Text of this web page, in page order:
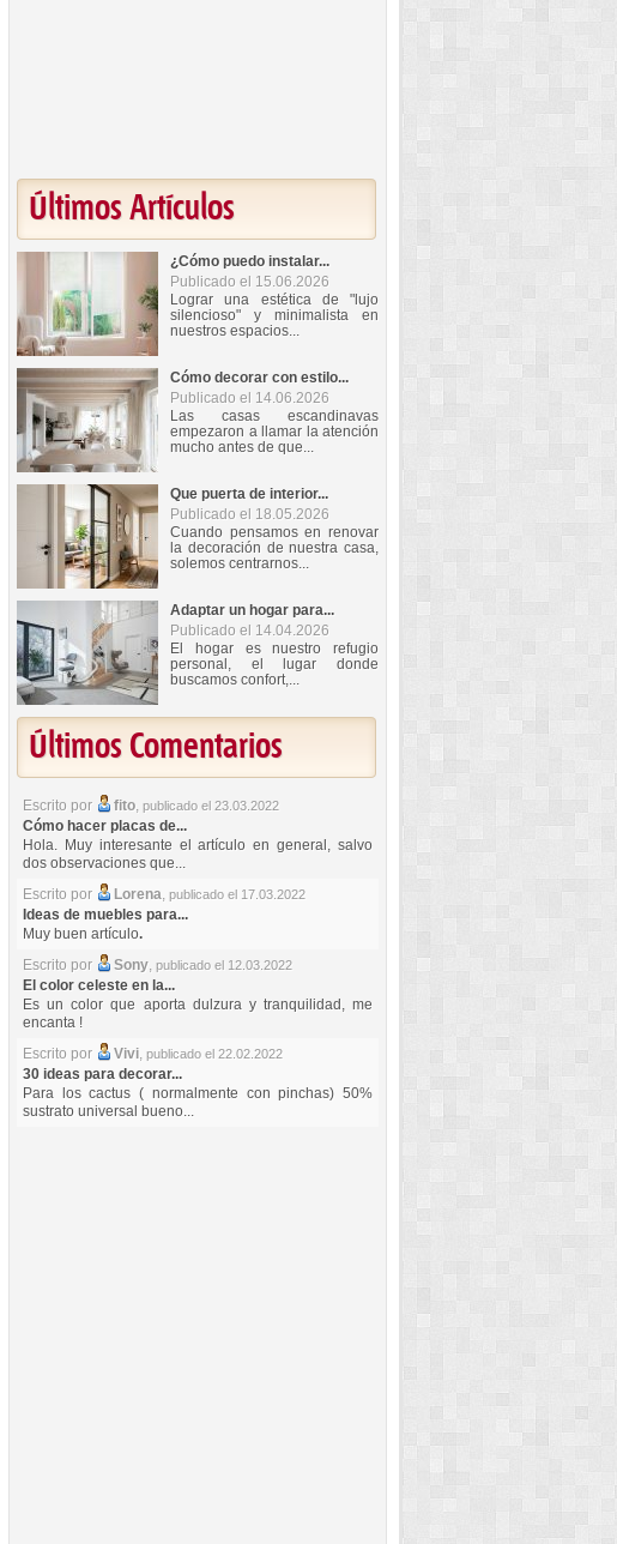
Últimos Artículos
¿Cómo puedo instalar...
Publicado el 15.06.2026
Lograr una estética de "lujo
silencioso" y minimalista en
nuestros espacios...
Cómo decorar con estilo...
Publicado el 14.06.2026
Las casas escandinavas
empezaron a llamar la atención
mucho antes de que...
Que puerta de interior...
Publicado el 18.05.2026
Cuando pensamos en renovar
la decoración de nuestra casa,
solemos centrarnos...
Adaptar un hogar para...
Publicado el 14.04.2026
El hogar es nuestro refugio
personal, el lugar donde
buscamos confort,...
Últimos Comentarios
Escrito por fito, publicado el 23.03.2022
Cómo hacer placas de...
Hola. Muy interesante el artículo en general, salvo
dos observaciones que...
Escrito por
Lorena, publicado el 17.03.2022
Ideas de muebles para...
Muy buen artículo.
Escrito por
Sony, publicado el 12.03.2022
El color celeste en la...
Es un color que aporta dulzura y tranquilidad, me
encanta !
Escrito por
Vivi, publicado el 22.02.2022
30 ideas para decorar...
Para los cactus ( normalmente con pinchas) 50%
sustrato universal bueno...